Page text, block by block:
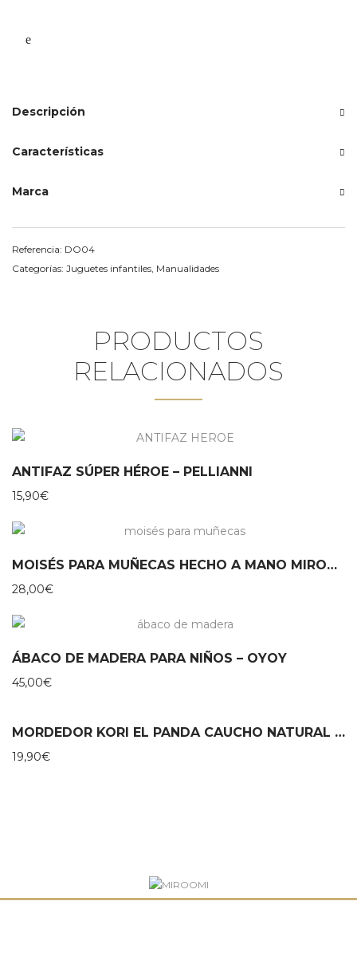
Descripción
Características
Marca
Referencia: DO04
Categorías: Juguetes infantiles Manualidades
PRODUCTOS
RELACIONADOS
ANTIFAZ SÚPER HÉROE – PELLIANNI
15,90€
MOISÉS PARA MUÑECAS HECHO A MANO MIROOMI
28,00€
ÁBACO DE MADERA PARA NIÑOS – OYOY
45,00€
MORDEDOR KORI EL PANDA CAUCHO NATURAL – LANCO
19,90€